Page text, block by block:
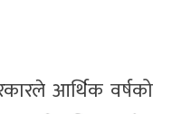
आर्थिक वर्षको